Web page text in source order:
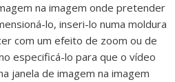
na imagem onde pretender
lo, inseri-lo numa moldura
com um efeito de zoom ou de
especificá-lo para que o vídeo
janela de imagem na imagem